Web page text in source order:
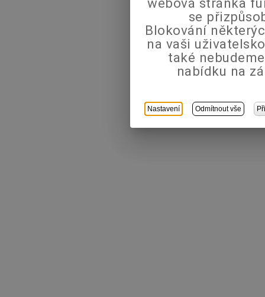
se
Blokování
na vaši
také
nabídku na
Nastavení Odmítnout vše